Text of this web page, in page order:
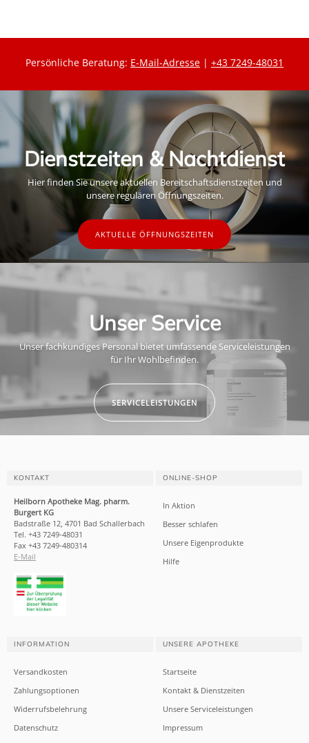
Persönliche Beratung: E-Mail-Adresse | +43 7249-48031
Dienstzeiten & Nachtdienst
Hier finden Sie unsere aktuellen Bereitschaftsdienstzeiten und
unsere regulären Öffnungszeiten.
AKTUELLE ÖFFNUNGSZEITEN
Unser Service
Unser fachkundiges Personal bietet umfassende Serviceleistungen
für Ihr Wohlbefinden.
SERVICELEISTUNGEN
KONTAKT
Heilborn Apotheke Mag. pharm.
Burgert KG
Badstraße 12, 4701 Bad Schallerbach
Tel. +43 7249-48031
Fax +43 7249-480314
E-Mail
ONLINE-SHOP
In Aktion
Besser schlafen
Unsere Eigenprodukte
Hilfe
INFORMATION
Versandkosten
Zahlungsoptionen
Widerrufsbelehrung
Datenschutz
UNSERE APOTHEKE
Startseite
Kontakt & Dienstzeiten
Unsere Serviceleistungen
Impressum